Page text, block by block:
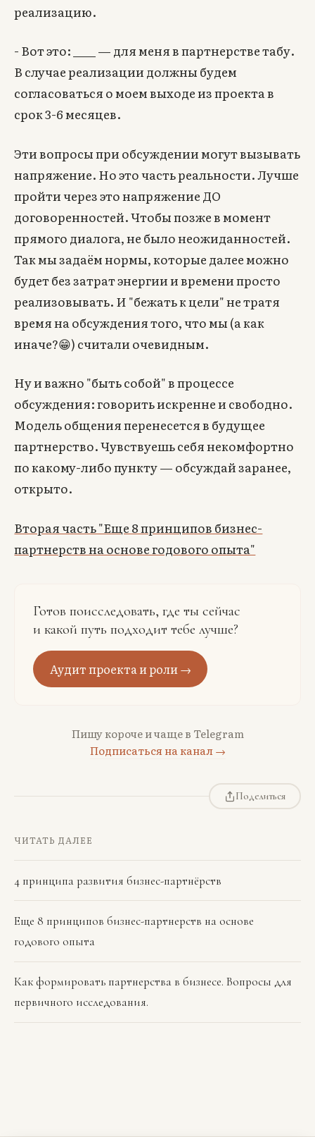
реализацию.
- Вот это: ____ — для меня в партнерстве табу.
В случае реализации должны будем
согласоваться о моем выходе из проекта в
срок 3-6 месяцев.
Эти вопросы при обсуждении могут вызывать
напряжение. Но это часть реальности. Лучше
пройти через это напряжение ДО
договоренностей. Чтобы позже в момент
прямого диалога, не было неожиданностей.
Так мы задаём нормы, которые далее можно
будет без затрат энергии и времени просто
реализовывать. И "бежать к цели" не тратя
время на обсуждения того, что мы (а как
иначе?😁) считали очевидным.
Ну и важно "быть собой" в процессе
обсуждения: говорить искренне и свободно.
Модель общения перенесется в будущее
партнерство. Чувствуешь себя некомфортно
по какому-либо пункту — обсуждай заранее,
открыто.
Вторая часть "Еще 8 принципов бизнес-
партнерств на основе годового опыта"
Готов поисследовать, где ты сейчас
и какой путь подходит тебе лучше?
Аудит проекта и роли →
Пишу короче и чаще в Telegram
Подписаться на канал →
Поделиться
ЧИТАТЬ ДАЛЕЕ
4 принципа развития бизнес-партнёрств
Еще 8 принципов бизнес-партнерств на основе
годового опыта
Как формировать партнерства в бизнесе. Вопросы для
первичного исследования.